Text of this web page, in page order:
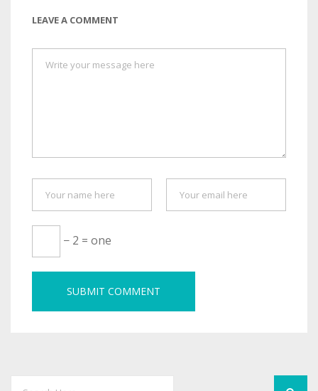
LEAVE A COMMENT
− 2 = one